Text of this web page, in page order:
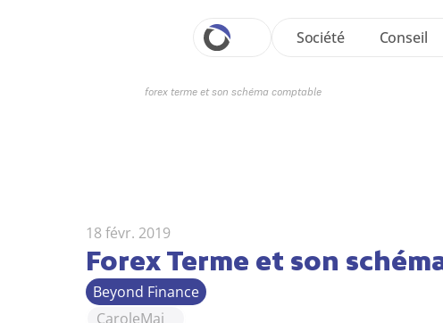
Société Conseil
forex terme et son schéma comptable
18 févr. 2019
Forex Terme et son
Beyond Finance
CaroleMai